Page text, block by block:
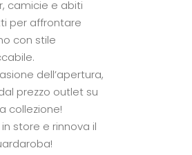
camicie e abiti
per affrontare
con stile
dell’apertura,
prezzo outlet su
collezione!
in store e rinnova il